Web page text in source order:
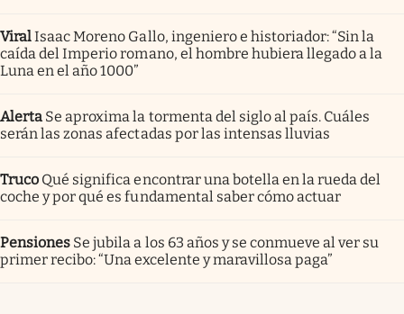
ViralIsaac Moreno Gallo, ingeniero e historiador: “Sin la
caída del Imperio romano, el hombre hubiera llegado a la
Luna en el año 1000”
Alerta Se aproxima la tormenta del siglo al país. Cuáles
serán las zonas afectadas por las intensas lluvias
Truco Qué significa encontrar una botella en la rueda del
coche y por qué es fundamental saber cómo actuar
Pensiones Se jubila a los 63 años y se conmueve al ver su
primer recibo: “Una excelente y maravillosa paga”